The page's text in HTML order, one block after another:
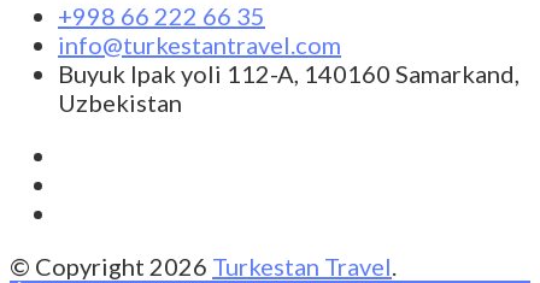
+998 66 222 66 35
info@turkestantravel.com
Buyuk Ipak yoli 112-A, 140160 Samarkand,
Uzbekistan
© Copyright 2026 Turkestan Travel.